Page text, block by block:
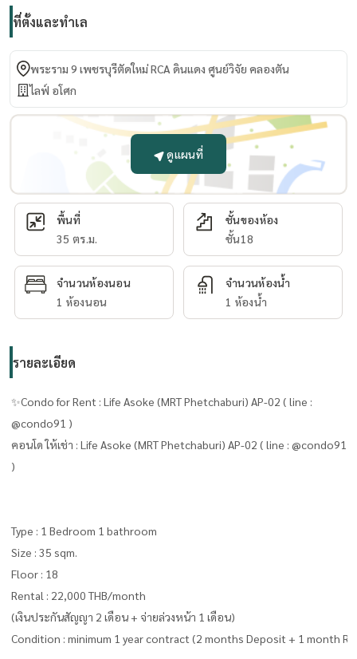
ที่ตั้งและทำเล
พระราม 9 เพชรบุรีตัดใหม่ RCA ดินแดง ศูนย์วิจัย คลองตัน
ไลฟ์ อโศก
ดูแผนที่
พื้นที่
35 ตร.ม.
ชั้นของห้อง
ชั้น18
จำนวนห้องนอน
1 ห้องนอน
จำนวนห้องน้ำ
1 ห้องน้ำ
รายละเอียด
✨Condo for Rent : Life Asoke (MRT Phetchaburi) AP-02 ( line :
@condo91 )
คอนโด ให้เช่า : Life Asoke (MRT Phetchaburi) AP-02 ( line : @condo91
)
Type : 1 Bedroom 1 bathroom
Size : 35 sqm.
Floor : 18
Rental : 22,000 THB/month
(เงินประกันสัญญา 2 เดือน + จ่ายล่วงหน้า 1 เดือน)
Condition : minimum 1 year contract (2 months Deposit + 1 month